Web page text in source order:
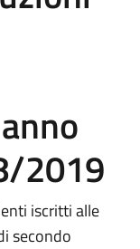
2019
iscritti alle
secondo